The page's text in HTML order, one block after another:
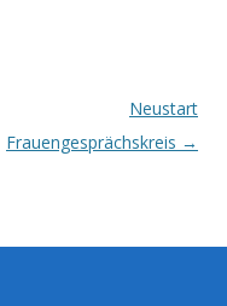
Neustart
Frauengesprächskreis →